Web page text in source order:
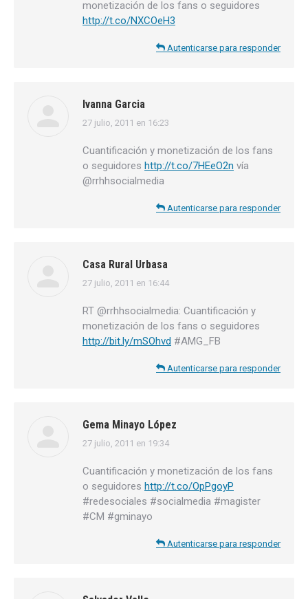
monetización de los fans o seguidores
http://t.co/NXCOeH3
Autenticarse para responder
Ivanna Garcia
dice:
27 julio, 2011 en 16:23
Cuantificación y monetización de los fans
o seguidores http://t.co/7HEeO2n vía
@rrhhsocialmedia
Autenticarse para responder
Casa Rural Urbasa
dice:
27 julio, 2011 en 16:44
RT @rrhhsocialmedia: Cuantificación y
monetización de los fans o seguidores
http://bit.ly/mSOhvd #AMG_FB
Autenticarse para responder
Gema Minayo López
dice:
27 julio, 2011 en 19:34
Cuantificación y monetización de los fans
o seguidores http://t.co/OpPgoyP
#redesociales #socialmedia #magister
#CM #gminayo
Autenticarse para responder